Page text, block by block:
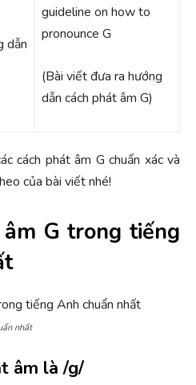
dẫn
guideline on how to
pronounce G
(Bài viết đưa ra hướng
dẫn cách phát âm G)
cách phát âm G chuẩn xác và
của bài viết nhé!
G trong tiếng
nhất
âm là /g/